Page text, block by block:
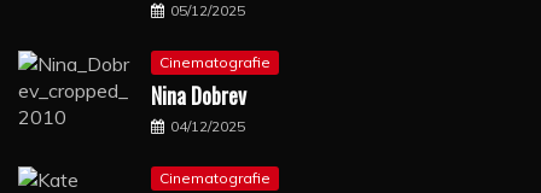
05/12/2025
Cinematografie
Nina Dobrev
04/12/2025
Cinematografie